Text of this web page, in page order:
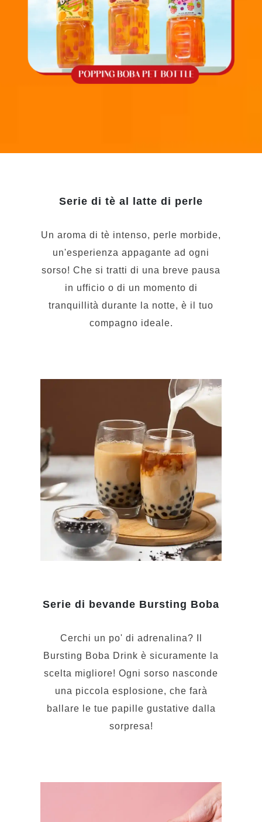
un'esperienza appagante ad ogni
sorso! Che si tratti di una breve pausa
in ufficio o di un momento di
tranquillità durante la notte, è il tuo
compagno ideale.
Bursting Boba Drink è sicuramente la
scelta migliore! Ogni sorso nasconde
una piccola esplosione, che farà
ballare le tue papille gustative dalla
sorpresa!